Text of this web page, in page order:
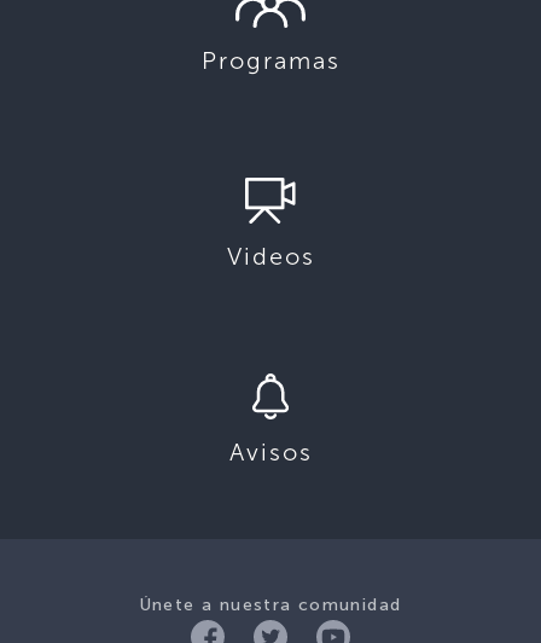
Programas
Videos
Avisos
Únete a nuestra comunidad